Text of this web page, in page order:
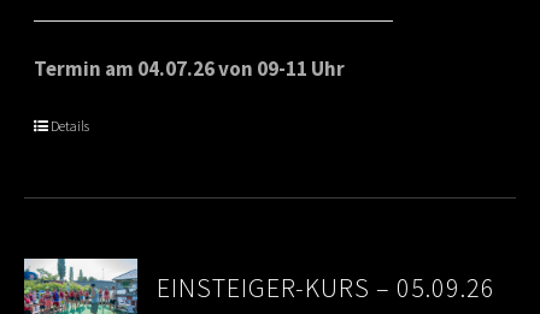
range:
€65.00
Termin am 04.07.26 von 09-11 Uhr
Details
EINSTEIGER-KURS – 05.09.26